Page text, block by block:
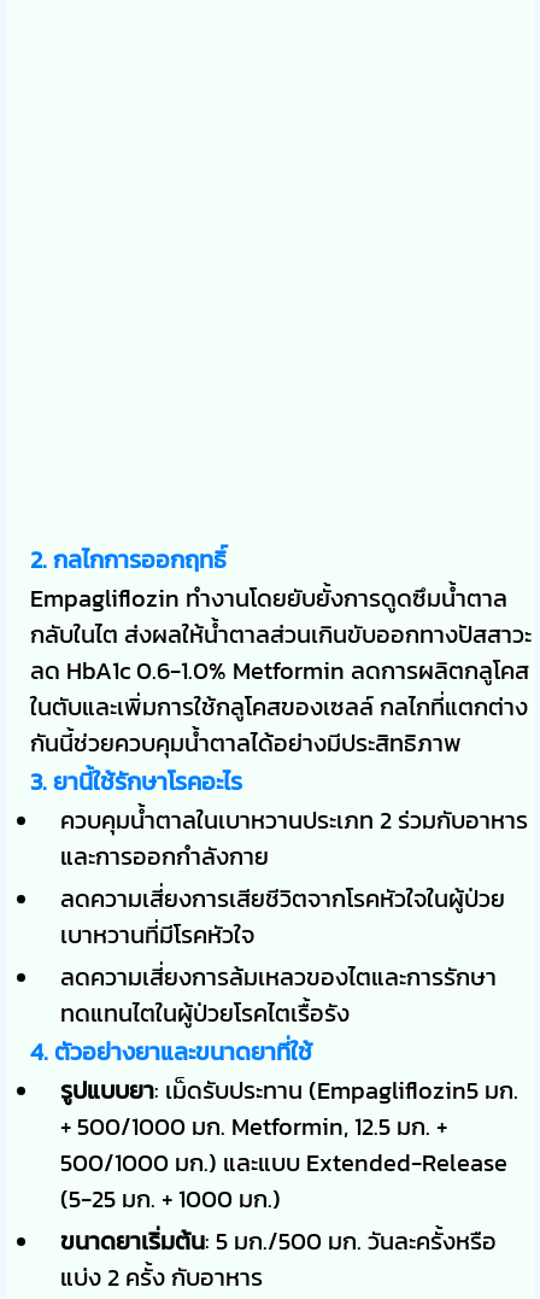
2. กลไกการออกฤทธิ์
Empagliflozin ทำงานโดยยับยั้งการดูดซึมน้ำตาล
กลับในไต ส่งผลให้น้ำตาลส่วนเกินขับออกทางปัสสาวะ
ลด HbA1c 0.6-1.0% Metformin ลดการผลิตกลูโคส
ในตับและเพิ่มการใช้กลูโคสของเซลล์ กลไกที่แตกต่าง
กันนี้ช่วยควบคุมน้ำตาลได้อย่างมีประสิทธิภาพ
3. ยานี้ใช้รักษาโรคอะไร
ควบคุมน้ำตาลในเบาหวานประเภท 2 ร่วมกับอาหาร
และการออกกำลังกาย
ลดความเสี่ยงการเสียชีวิตจากโรคหัวใจในผู้ป่วย
เบาหวานที่มีโรคหัวใจ
ลดความเสี่ยงการล้มเหลวของไตและการรักษา
ทดแทนไตในผู้ป่วยโรคไตเรื้อรัง
4. ตัวอย่างยาและขนาดยาที่ใช้
รูปแบบยา: เม็ดรับประทาน (Empagliflozin5 มก.
+ 500/1000 มก. Metformin, 12.5 มก. +
500/1000 มก.) และแบบ Extended-Release
(5-25 มก. + 1000 มก.)
ขนาดยาเริ่มต้น: 5 มก./500 มก. วันละครั้งหรือ
แบ่ง 2 ครั้ง กับอาหาร